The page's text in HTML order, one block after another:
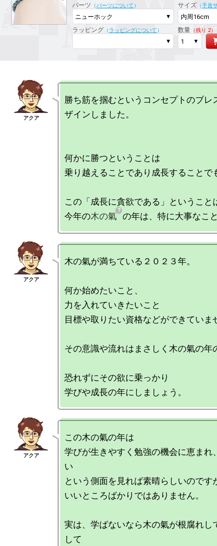
パーツ （パーツについて ） サイズ （手首
ラッピング （ ラッピングについて ） 数量（残り 2）
勝ち筋を掴むというコンセプトのブレ
ザインしました。
何かに勝つということは
乗り越えることであり成長することで
この「成長に貪欲である」ということ
今年の木の氣
木の氣が満ちている２０２３年。
何か始めたいこと、
力を入れていきたいこと
目標や取りたい資格などができていま
その意識や流れはまさしく木の氣の年
恐れずにその欲に乗っかり
この木の氣の年は
学びが生きやすく勉強の機会に恵まれ
い
という側面を見れば素晴らしいのです
いいところばかりではありません。
実は、学ばないなら木の氣が根腐れし
して